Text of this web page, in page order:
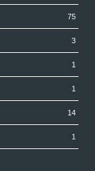
75
3
1
1
14
1